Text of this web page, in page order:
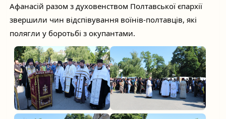
Афанасій разом з духовенством Полтавської єпархії
звершили чин відспівування воїнів-полтавців, які
полягли у боротьбі з окупантами.